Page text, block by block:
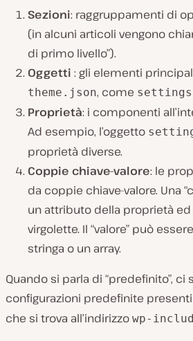
Sezioni: raggruppamenti di
(in alcuni articoli vengono
di primo livello”).
Oggetti : gli elementi
theme.json, come settings
Proprietà: i componenti
Ad esempio, l’oggetto
proprietà diverse.
Coppie chiave-valore: le
da coppie chiave-valore. Una
un attributo della proprietà
virgolette. Il “valore” può
stringa o un array.
Quando si parla di “predefinito”, ci
configurazioni predefinite
che si trova all’indirizzo wp-